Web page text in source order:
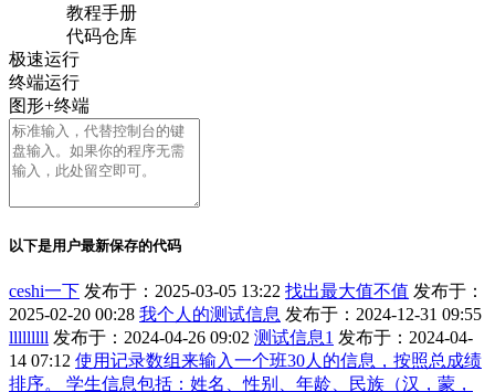
教程手册
代码仓库
极速运行
终端运行
图形+终端
以下是用户最新保存的代码
ceshi一下 发布于：2025-03-05 13:22 找出最大值不值 发布于：
2025-02-20 00:28 我个人的测试信息 发布于：2024-12-31 09:55
lllllllll 发布于：2024-04-26 09:02 测试信息1 发布于：2024-04-
14 07:12 使用记录数组来输入一个班30人的信息，按照总成绩
排序。 学生信息包括：姓名、性别、年龄、民族（汉，蒙，